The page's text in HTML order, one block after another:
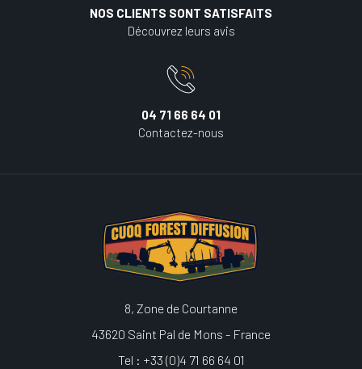
NOS CLIENTS SONT SATISFAITS
Découvrez leurs avis
04 71 66 64 01
Contactez-nous
8, Zone de Courtanne
43620 Saint Pal de Mons - France
Tel : +33 (0)4 71 66 64 01